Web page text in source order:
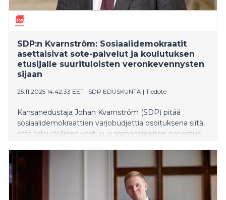
SDP:n Kvarnström: Sosiaalidemokraatit
asettaisivat sote-palvelut ja koulutuksen
etusijalle suurituloisten veronkevennysten
sijaan
25.11.2025 14:42:33 EET | SDP EDUSKUNTA | Tiedote
Kansanedustaja Johan Kvarnström (SDP) pitää
sosiaalidemokraattien varjobudjettia osoituksena siitä,
että taloudellinen vastuu ja samanaikainen panostus